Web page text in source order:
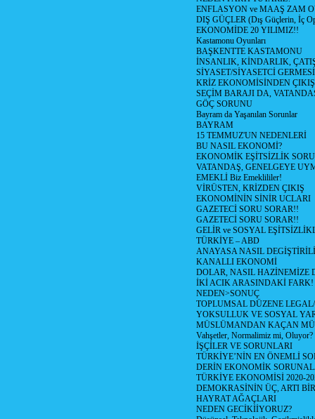
ENFLASYON ve MAAŞ ZAM
DIŞ GÜÇLER (Dış Güçlerin, İç
EKONOMİDE 20 YILIMIZ!!
Kastamonu Oyunları
BAŞKENTTE KASTAMONU
İNSANLIK, KİNDARLIK,
SİYASET/SİYASETCİ
KRİZ EKONOMİSİNDEN ÇIKIŞ
SEÇİM BARAJI DA,
GÖÇ SORUNU
Bayram da Yaşanılan Sorunlar
BAYRAM
15 TEMMUZ'UN NEDENLERİ
BU NASIL EKONOMİ?
EKONOMİK EŞİTSİZLİK
VATANDAŞ, GENELGEYE
EMEKLİ Biz Emeklililer!
VİRÜSTEN, KRİZDEN ÇIKIŞ
EKONOMİNİN SİNİR UCLARI
GAZETECİ SORU SORAR!!
GAZETECİ SORU SORAR!!
GELİR ve SOSYAL
TÜRKİYE – ABD
ANAYASA NASIL
KANALLI EKONOMİ
DOLAR, NASIL HAZİNEMİZE
İKİ ACIK ARASINDAKİ FARK!
NEDEN>SONUÇ
TOPLUMSAL DÜZENE
YOKSULLUK VE SOSYAL
MÜSLÜMANDAN KAÇAN
Vahşetler, Normalimiz mi, Oluyor?
İŞÇİLER VE SORUNLARI
TÜRKİYE’NİN EN ÖNEMLİ
DERİN EKONOMİK
TÜRKİYE EKONOMİSİ 2020-
DEMOKRASİNİN ÜÇ, ARTI
HAYRAT AĞAÇLARI
NEDEN GECİKİİYORUZ?